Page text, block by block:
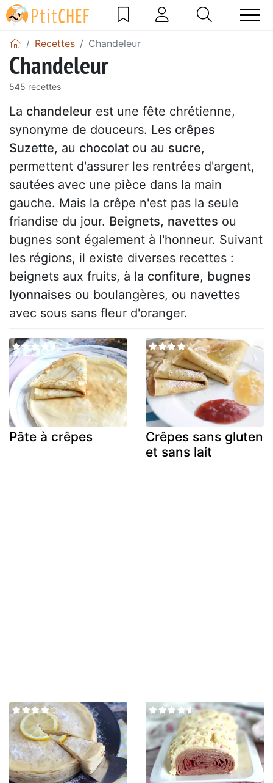
Recettes Chandeleur
Chandeleur
545 recettes
La chandeleur est une fête chrétienne,
synonyme de douceurs. Les crêpes
Suzette, au chocolat ou au sucre,
permettent d'assurer les rentrées d'argent,
sautées avec une pièce dans la main
gauche. Mais la crêpe n'est pas la seule
friandise du jour. Beignets, navettes ou
bugnes sont également à l'honneur. Suivant
les régions, il existe diverses recettes :
beignets aux fruits, à la confiture, bugnes
lyonnaises ou boulangères, ou navettes
avec sous sans fleur d'oranger.
Pâte à crêpes
Crêpes sans gluten
et sans lait